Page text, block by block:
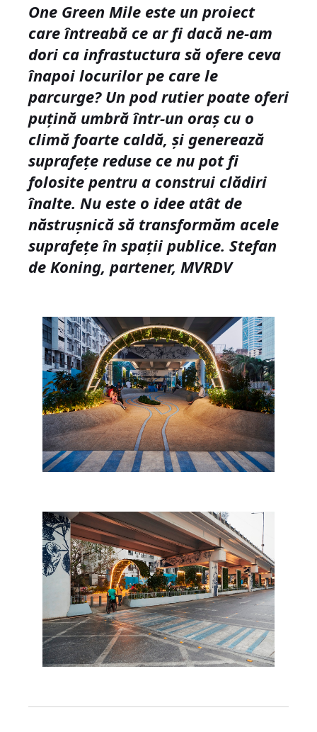
One Green Mile este un proiect
care întreabă ce ar fi dacă ne-am
dori ca infrastuctura să ofere ceva
înapoi locurilor pe care le
parcurge? Un pod rutier poate oferi
puţină umbră într-un oraş cu o
climă foarte caldă, şi generează
suprafeţe reduse ce nu pot fi
folosite pentru a construi clădiri
înalte. Nu este o idee atât de
năstruşnică să transformăm acele
suprafeţe în spaţii publice. Stefan
de Koning, partener, MVRDV